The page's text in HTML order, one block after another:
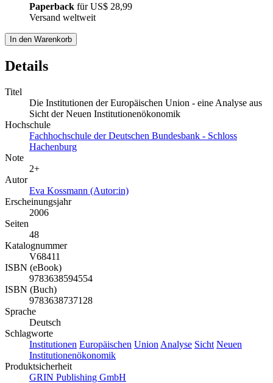
Paperback fürUS$ 28,99
Versand weltweit
In den Warenkorb
Details
Titel
Die Institutionen der Europäischen Union - eine Analyse aus
Sicht der Neuen Institutionenökonomik
Hochschule
Fachhochschule der Deutschen Bundesbank - Schloss
Hachenburg
Note
2+
Autor
Eva Kossmann (Autor:in)
Erscheinungsjahr
2006
Seiten
48
Katalognummer
V68411
ISBN (eBook)
9783638594554
ISBN (Buch)
9783638737128
Sprache
Deutsch
Schlagworte
Institutionen Europäischen Union Analyse Sicht Neuen
Institutionenökonomik
Produktsicherheit
GRIN Publishing GmbH